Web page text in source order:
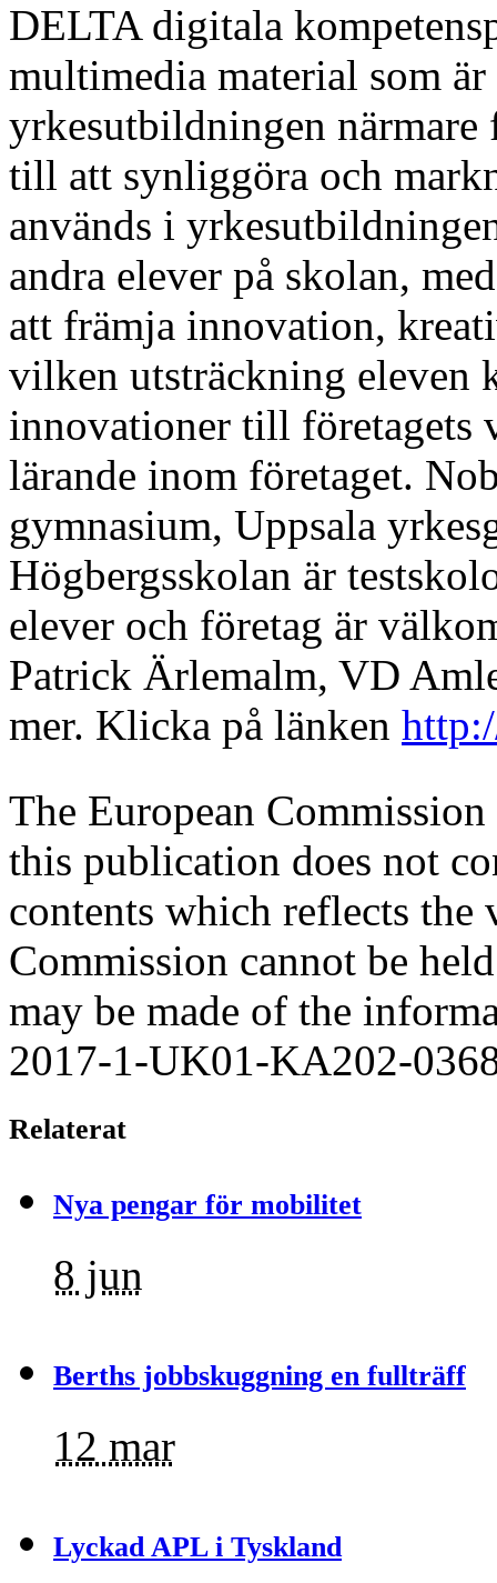
DELTA digitala
multimedia material som
yrkesutbildningen
till att synliggöra och
används i
andra elever på skolan,
att främja innovation,
vilken utsträckning eleven
innovationer till företagets
lärande inom företaget.
gymnasium, Uppsala
Högbergsskolan är
elever och företag är
Patrick Ärlemalm, VD
mer. Klicka på länken
The European
this publication does not
contents which reflects the
Commission cannot be
may be made of the
2017-1-UK01-KA202-
Relaterat
Nya pengar för mobilitet
8 jun
Berths jobbskuggning en fullträff
12 mar
Lyckad APL i Tyskland